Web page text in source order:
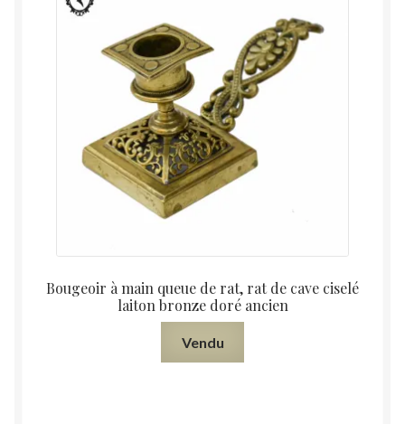
Bougeoir à main queue de rat, rat de cave ciselé
laiton bronze doré ancien
Vendu